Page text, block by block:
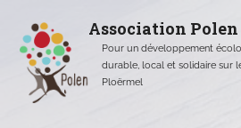
contenu
Association Polen
Pour un développement
durable, local et solidaire sur
Ploërmel